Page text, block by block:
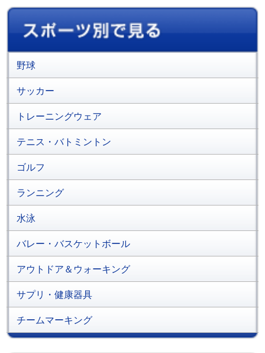
野球
サッカー
トレーニングウェア
テニス・バトミントン
ゴルフ
ランニング
水泳
バレー・バスケットボール
アウトドア＆ウォーキング
サプリ・健康器具
チームマーキング